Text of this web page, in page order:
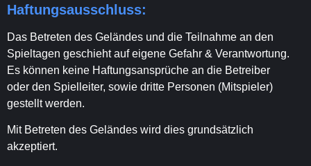
Haftungsausschluss:
Das Betreten des Geländes und die Teilnahme an den
Spieltagen geschieht auf eigene Gefahr & Verantwortung.
Es können keine Haftungsansprüche an die Betreiber
oder den Spielleiter, sowie dritte Personen (Mitspieler)
gestellt werden.
Mit Betreten des Geländes wird dies grundsätzlich
akzeptiert.